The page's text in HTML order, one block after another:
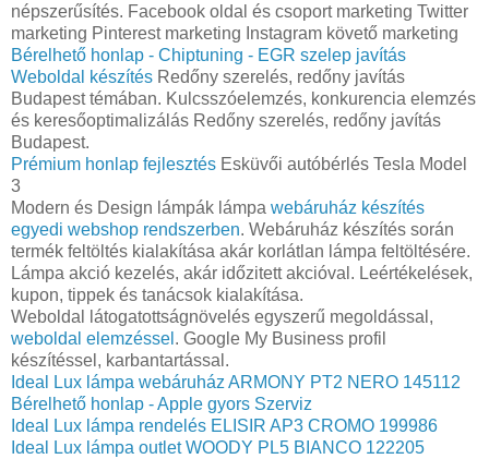
népszerűsítés. Facebook oldal és csoport marketing Twitter
marketing Pinterest marketing Instagram követő marketing
Bérelhető honlap - Chiptuning - EGR szelep javítás
Weboldal készítés Redőny szerelés, redőny javítás
Budapest témában. Kulcsszóelemzés, konkurencia elemzés
és keresőoptimalizálás Redőny szerelés, redőny javítás
Budapest.
Prémium honlap fejlesztés‎ Esküvői autóbérlés Tesla Model
3
Modern és Design lámpák lámpa webáruház készítés
egyedi webshop rendszerben. Webáruház készítés során
termék feltöltés kialakítása akár korlátlan lámpa feltöltésére.
Lámpa akció kezelés, akár időzitett akcióval. Leértékelések,
kupon, tippek és tanácsok kialakítása.
Weboldal látogatottságnövelés egyszerű megoldással,
weboldal elemzéssel . Google My Business profil
készítéssel, karbantartással.
Ideal Lux lámpa webáruház ARMONY PT2 NERO 145112
Bérelhető honlap - Apple gyors Szerviz
Ideal Lux lámpa rendelés ELISIR AP3 CROMO 199986
Ideal Lux lámpa outlet WOODY PL5 BIANCO 122205